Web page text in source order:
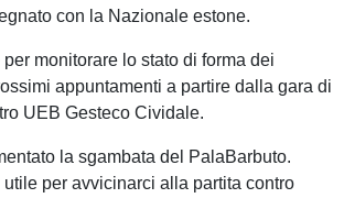
con la Nazionale estone.
monitorare lo stato di forma dei
appuntamenti a partire dalla gara di
UEB Gesteco Cividale.
la sgambata del PalaBarbuto.
per avvicinarci alla partita contro